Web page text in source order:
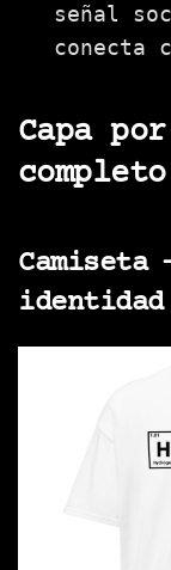
señal
conecta
Capa
completo
identidad